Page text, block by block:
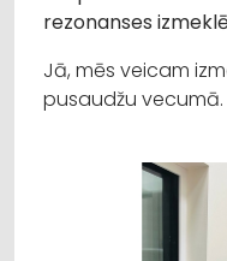
rezonanses
Jā, mēs veicam
pusaudžu vecumā.